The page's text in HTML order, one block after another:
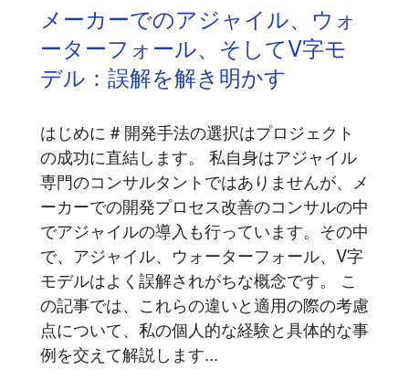
メーカーでのアジャイル、ウォ
ーターフォール、そしてV字モ
デル：誤解を解き明かす
はじめに # 開発手法の選択はプロジェクト
の成功に直結します。 私自身はアジャイル
専門のコンサルタントではありませんが、メ
ーカーでの開発プロセス改善のコンサルの中
でアジャイルの導入も行っています。その中
で、アジャイル、ウォーターフォール、V字
モデルはよく誤解されがちな概念です。 こ
の記事では、これらの違いと適用の際の考慮
点について、私の個人的な経験と具体的な事
例を交えて解説します...